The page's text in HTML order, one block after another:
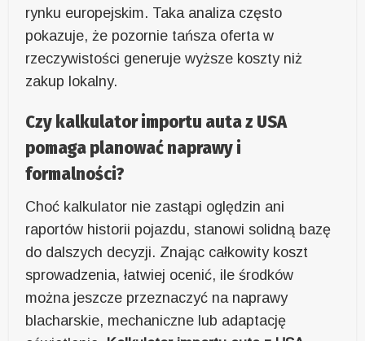
rynku europejskim. Taka analiza często
pokazuje, że pozornie tańsza oferta w
rzeczywistości generuje wyższe koszty niż
zakup lokalny.
Czy kalkulator importu auta z USA
pomaga planować naprawy i
formalności?
Choć kalkulator nie zastąpi oględzin ani
raportów historii pojazdu, stanowi solidną bazę
do dalszych decyzji. Znając całkowity koszt
sprowadzenia, łatwiej ocenić, ile środków
można jeszcze przeznaczyć na naprawy
blacharskie, mechaniczne lub adaptację